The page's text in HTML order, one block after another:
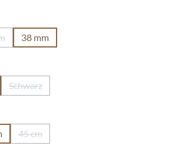
Option ist zurzeit nicht verfügbar.)
38 mm
Schwarz
(Diese Option ist zurzeit nicht verfügbar.)
45 cm
(Diese Option ist zurzeit nicht verfügbar.)